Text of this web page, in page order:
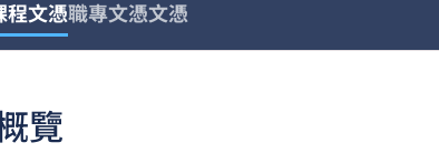
程文憑職專文憑文憑
覽